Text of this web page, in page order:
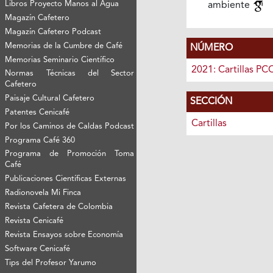
Libros Proyecto Manos al Agua
Magazín Cafetero
Magazín Cafetero Podcast
Memorias de la Cumbre de Café
Memorias Seminario Científico
Normas Técnicas del Sector
Cafetero
Paisaje Cultural Cafetero
Patentes Cenicafé
Por los Caminos de Caldas Podcast
Programa Café 360
Programa de Promoción Toma
Café
Publicaciones Científicas Externas
Radionovela Mi Finca
Revista Cafetera de Colombia
Revista Cenicafé
Revista Ensayos sobre Economía
Software Cenicafé
Tips del Profesor Yarumo
ambiente
NÚMERO
2021: Cartillas
SECCIÓN
Cartillas